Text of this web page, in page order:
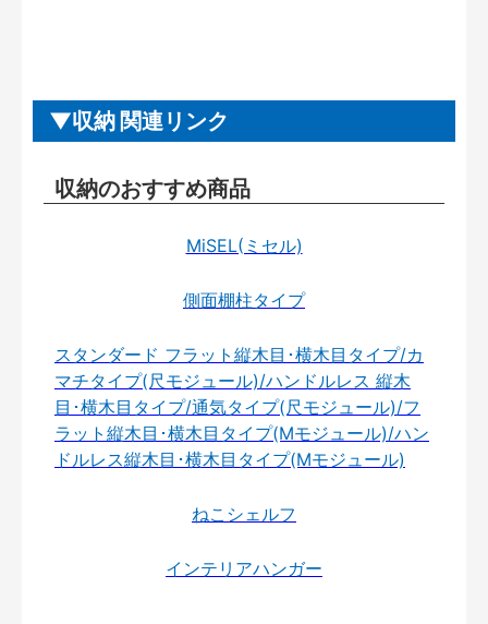
収納 関連リンク
収納のおすすめ商品
MiSEL(ミセル)
側面棚柱タイプ
スタンダード フラット縦木目･横木目タイプ/カ
マチタイプ(尺モジュール)/ハンドルレス 縦木
目･横木目タイプ/通気タイプ(尺モジュール)/フ
ラット縦木目･横木目タイプ(Mモジュール)/ハン
ドルレス縦木目･横木目タイプ(Mモジュール)
ねこシェルフ
インテリアハンガー